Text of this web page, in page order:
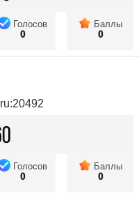
Голосов
0
Баллы
0
Голосов
0
Баллы
0